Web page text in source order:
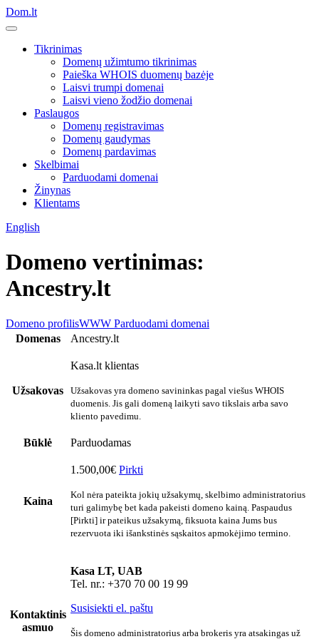
Dom.lt
Tikrinimas
Domenų užimtumo tikrinimas
Paieška WHOIS duomenų bazėje
Laisvi trumpi domenai
Laisvi vieno žodžio domenai
Paslaugos
Domenų registravimas
Domenų gaudymas
Domenų pardavimas
Skelbimai
Parduodami domenai
Žinynas
Klientams
English
Domeno vertinimas:
Ancestry.lt
Domeno profilisWWW Parduodami domenai
Domenas
Ancestry.lt
Užsakovas
Kasa.lt klientas
Užsakovas yra domeno savininkas pagal viešus WHOIS
duomenis. Jis gali domeną laikyti savo tikslais arba savo
kliento pavedimu.
Būklė Parduodamas
Kaina
1.500,00€ Pirkti
Kol nėra pateikta jokių užsakymų, skelbimo administratorius
turi galimybę bet kada pakeisti domeno kainą. Paspaudus
[Pirkti] ir pateikus užsakymą, fiksuota kaina Jums bus
rezervuota iki išankstinės sąskaitos apmokėjimo termino.
Kontaktinis
asmuo
Kasa LT, UAB
Tel. nr.: +370 70 00 19 99
Susisiekti el. paštu
Šis domeno administratorius arba brokeris yra atsakingas už